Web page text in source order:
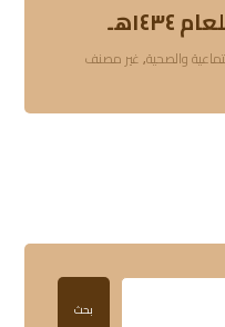
والصحية,غير مصنف
بحث